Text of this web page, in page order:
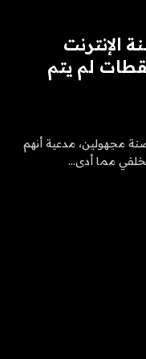
الإنترنت
لم يتم
مجهولين، مدعية أنهم
مما أدى…